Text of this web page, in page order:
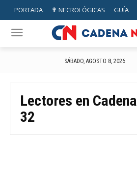
PORTADA ✟ NECROLÓGICAS GUÍA
SÁBADO, AGOSTO 8, 2026
Lectores en Cadena
32